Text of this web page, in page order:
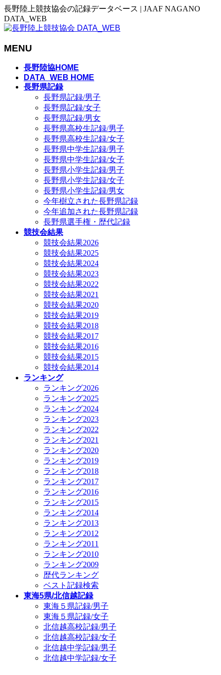
長野陸上競技協会の記録データベース | JAAF NAGANO
DATA_WEB
MENU
長野陸協HOME
DATA_WEB HOME
長野県記録
長野県記録/男子
長野県記録/女子
長野県記録/男女
長野県高校生記録/男子
長野県高校生記録/女子
長野県中学生記録/男子
長野県中学生記録/女子
長野県小学生記録/男子
長野県小学生記録/女子
長野県小学生記録/男女
今年樹立された長野県記録
今年追加された長野県記録
長野県選手権・歴代記録
競技会結果
競技会結果2026
競技会結果2025
競技会結果2024
競技会結果2023
競技会結果2022
競技会結果2021
競技会結果2020
競技会結果2019
競技会結果2018
競技会結果2017
競技会結果2016
競技会結果2015
競技会結果2014
ランキング
ランキング2026
ランキング2025
ランキング2024
ランキング2023
ランキング2022
ランキング2021
ランキング2020
ランキング2019
ランキング2018
ランキング2017
ランキング2016
ランキング2015
ランキング2014
ランキング2013
ランキング2012
ランキング2011
ランキング2010
ランキング2009
歴代ランキング
ベスト記録検索
東海5県/北信越記録
東海５県記録/男子
東海５県記録/女子
北信越高校記録/男子
北信越高校記録/女子
北信越中学記録/男子
北信越中学記録/女子